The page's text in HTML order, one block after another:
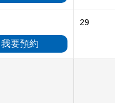
29
我要預約